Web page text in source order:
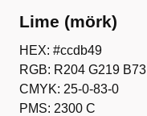
Lime (mörk)
HEX: #ccdb49
RGB: R204 G219 B73
CMYK: 25-0-83-0
PMS: 2300 C